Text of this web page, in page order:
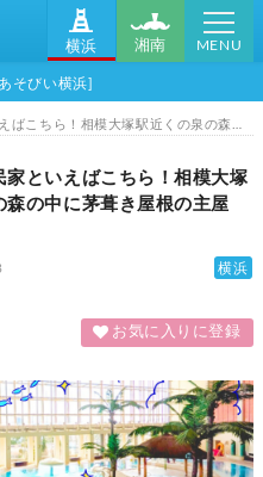
横浜 湘南 MENU
そびい横浜]
大和市の古民家といえばこちら！相模大塚駅近くの泉の森の中に茅葺き屋根の主屋[大和市]
家といえばこちら！相模大塚
森の中に茅葺き屋根の主屋
横浜
お気に入りに登録